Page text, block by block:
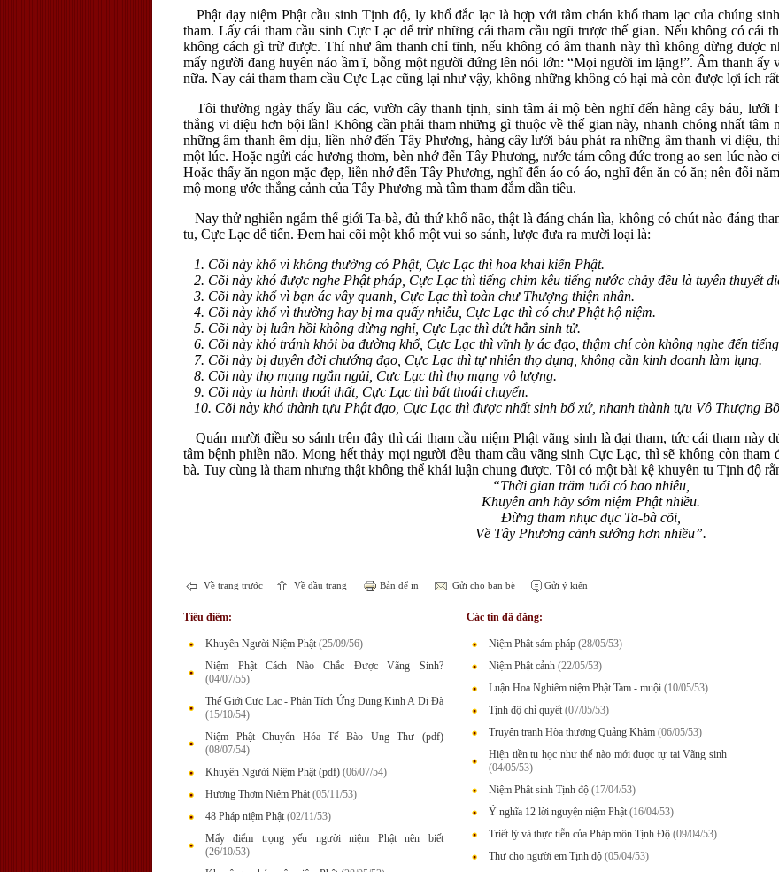
Phật dạy niệm Phật cầu sinh Tịnh độ, ly khổ đắc lạc là hợp với tâm chán khổ tham lạc của chúng
tham. Lấy cái tham cầu sinh Cực Lạc để trừ những cái tham cầu ngũ trược thế gian. Nếu không có cái
không cách gì trừ được. Thí như âm thanh chỉ tĩnh, nếu không có âm thanh này thì không dừng được
mấy người đang huyên náo ầm ĩ, bỗng một người đứng lên nói lớn: “Mọi người im lặng!”. Âm thanh ấy
nữa. Nay cái tham tham cầu Cực Lạc cũng lại như vậy, không những không có hại mà còn được lợi ích
Tôi thường ngày thấy lầu các, vườn cây thanh tịnh, sinh tâm ái mộ bèn nghĩ đến hàng cây báu,
thắng vi diệu hơn bội lần! Không cần phải tham những gì thuộc về thế gian này, nhanh chóng nhất tâm
những âm thanh êm dịu, liền nhớ đến Tây Phương, hàng cây lưới báu phát ra những âm thanh vi diệu,
một lúc. Hoặc ngửi các hương thơm, bèn nhớ đến Tây Phương, nước tám công đức trong ao sen lúc nào
Hoặc thấy ăn ngon mặc đẹp, liền nhớ đến Tây Phương, nghĩ đến áo có áo, nghĩ đến ăn có ăn; nên đối
mộ mong ước thắng cảnh của Tây Phương mà tâm tham đắm dần tiêu.
Nay thử nghiền ngẫm thế giới Ta-bà, đủ thứ khổ não, thật là đáng chán lìa, không có chút nào đáng
tu, Cực Lạc dễ tiến. Đem hai cõi một khổ một vui so sánh, lược đưa ra mười loại là:
1. Cõi này khổ vì không thường có Phật, Cực Lạc thì hoa khai kiến Phật.
2. Cõi này khó được nghe Phật pháp, Cực Lạc thì tiếng chim kêu tiếng nước chảy đều là tuyên thuyết
3. Cõi này khổ vì bạn ác vây quanh, Cực Lạc thì toàn chư Thượng thiện nhân.
4. Cõi này khổ vì thường hay bị ma quấy nhiễu, Cực Lạc thì có chư Phật hộ niệm.
5. Cõi này bị luân hồi không dừng nghỉ, Cực Lạc thì dứt hẳn sinh tử.
6. Cõi này khó tránh khỏi ba đường khổ, Cực Lạc thì vĩnh ly ác đạo, thậm chí còn không nghe đến
7. Cõi này bị duyên đời chướng đạo, Cực Lạc thì tự nhiên thọ dụng, không cần kinh doanh làm lụng.
8. Cõi này thọ mạng ngắn ngủi, Cực Lạc thì thọ mạng vô lượng.
9. Cõi này tu hành thoái thất, Cực Lạc thì bất thoái chuyển.
10. Cõi này khó thành tựu Phật đạo, Cực Lạc thì được nhất sinh bổ xứ, nhanh thành tựu Vô Thượng
Quán mười điều so sánh trên đây thì cái tham cầu niệm Phật vãng sinh là đại tham, tức cái tham này
tâm bệnh phiền não. Mong hết thảy mọi người đều tham cầu vãng sinh Cực Lạc, thì sẽ không còn tham
bà. Tuy cùng là tham nhưng thật không thể khái luận chung được. Tôi có một bài kệ khuyên tu Tịnh độ
“Thời gian trăm tuổi có bao nhiêu,
Khuyên anh hãy sớm niệm Phật nhiều.
Đừng tham nhục dục Ta-bà cõi,
Về Tây Phương cảnh sướng hơn nhiều”.
Về trang trước Về đầu trang Bản để in Gửi cho bạn bè Gửi ý kiến
Tiêu điểm:
Khuyên Người Niệm Phật (25/09/56)
Niệm Phật Cách Nào Chắc Được Vãng Sinh?
(04/07/55)
Thế Giới Cực Lạc - Phân Tích Ứng Dụng Kinh A Di Đà
(15/10/54)
Niệm Phật Chuyển Hóa Tế Bào Ung Thư (pdf)
(08/07/54)
Khuyên Người Niệm Phật (pdf) (06/07/54)
Hương Thơm Niệm Phật (05/11/53)
48 Pháp niệm Phật (02/11/53)
Mấy điểm trọng yếu người niệm Phật nên biết
(26/10/53)
Các tin đã đăng:
Niệm Phật sám pháp (28/05/53)
Niệm Phật cảnh (22/05/53)
Luận Hoa Nghiêm niệm Phật Tam - muội (10/05/53)
Tịnh độ chỉ quyết (07/05/53)
Truyện tranh Hòa thượng Quảng Khâm (06/05/53)
Hiện tiền tu học như thế nào mới được tự tại Vãng sinh
(04/05/53)
Niệm Phật sinh Tịnh độ (17/04/53)
Ý nghĩa 12 lời nguyện niệm Phật (16/04/53)
Triết lý và thực tiễn của Pháp môn Tịnh Độ (09/04/53)
Thư cho người em Tịnh độ (05/04/53)